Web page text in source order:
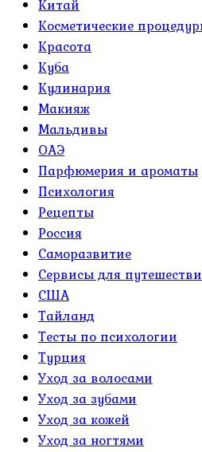
Китай
Косметические
Красота
Куба
Кулинария
Макияж
Мальдивы
ОАЭ
Парфюмерия и ароматы
Психология
Рецепты
Россия
Саморазвитие
Сервисы для
США
Тайланд
Тесты по психологии
Турция
Уход за волосами
Уход за зубами
Уход за кожей
Уход за ногтями